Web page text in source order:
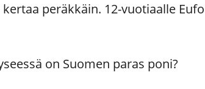
peräkkäin. 12-vuotiaalle
on Suomen paras poni?